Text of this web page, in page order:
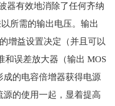
器有效地消除了任何齐纳
所需的输出电压。输出
增益设置决定（并且可以
和误差放大器（输出 MOS
成的电容倍增器获得电源
源的使用一起，显着提高